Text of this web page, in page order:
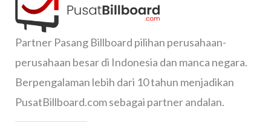
Partner Pasang Billboard pilihan perusahaan-
perusahaan besar di Indonesia dan manca negara.
Berpengalaman lebih dari 10 tahun menjadikan
PusatBillboard.com sebagai partner andalan.